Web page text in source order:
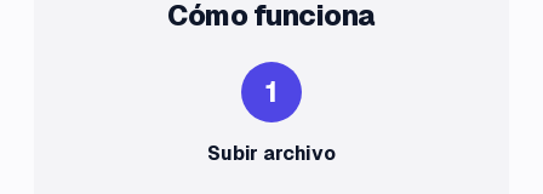
Cómo funciona
1
Subir archivo